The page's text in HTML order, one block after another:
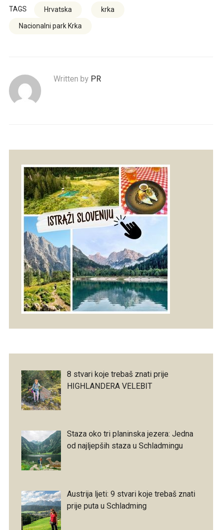
TAGS Hrvatska krka
Nacionalni park Krka
Written by PR
8 stvari koje trebaš znati prije
HIGHLANDERA VELEBIT
Staza oko tri planinska jezera: Jedna
od najljepših staza u Schladmingu
Austrija ljeti: 9 stvari koje trebaš znati
prije puta u Schladming